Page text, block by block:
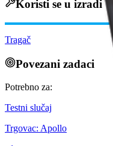
Koristi se u izradi
Tragač
Povezani zadaci
Potrebno za:
Testni slučaj
Trgovac: Apollo